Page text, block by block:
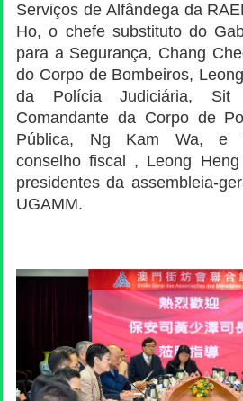
Serviços de Alfândega da
Ho, o chefe substituto do
para a Segurança, Chang
do Corpo de Bombeiros,
da Polícia Judiciária,
Comandante da Corpo de
Pública, Ng Kam Wa, e
conselho fiscal , Leong
presidentes da assembleia-
UGAMM.